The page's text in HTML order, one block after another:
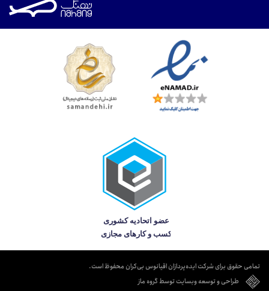
تمامی حقوق برای شرکت ایده‌پردازان اقیانوس بی‌کران محفوظ است.
طراحی و توسعه وبسایت توسط گروه ماز